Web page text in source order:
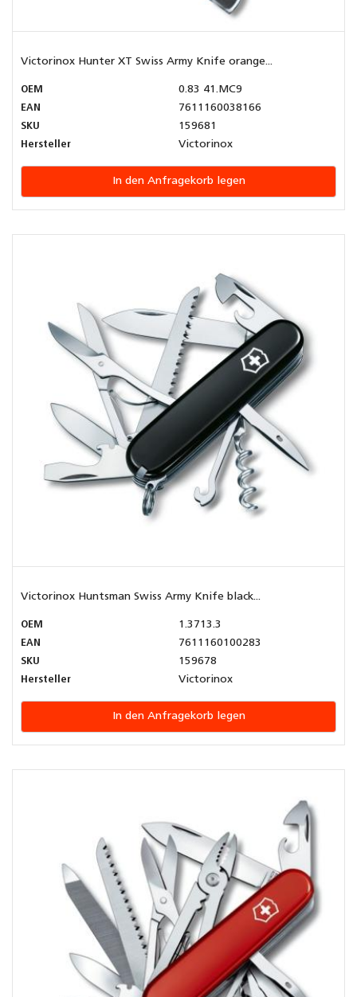
Victorinox Hunter XT Swiss Army Knife orange...
OEM
0.83 41.MC9
EAN
7611160038166
SKU
159681
Hersteller
Victorinox
In den Anfragekorb legen
Victorinox Huntsman Swiss Army Knife black...
OEM
1.3713.3
EAN
7611160100283
SKU
159678
Hersteller
Victorinox
In den Anfragekorb legen